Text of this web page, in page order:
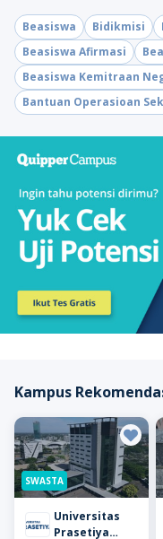
Beasiswa Bidikmisi
Beasiswa Afirmasi
Beasiswa Kemitraan
Bantuan Operasioan
Kampus
SWASTA
Universitas
Prasetiya